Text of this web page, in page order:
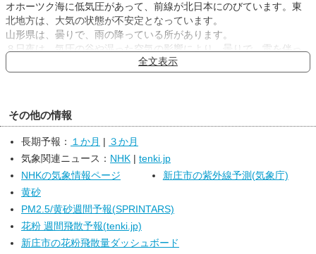
オホーツク海に低気圧があって、前線が北日本にのびています。東
北地方は、大気の状態が不安定となっています。
山形県は、曇りで、雨の降っている所があります。
８日夜は、気圧の谷や湿った空気の影響により、曇りで、雷を伴っ
て雨の降る所があるでしょう。全文表示
その他の情報
長期予報： １か月
３か月
気象関連ニュース： NHK
tenki.jp
NHKの気象情報ページ
新庄市の紫外線予測(気象庁)
黄砂
PM2.5/黄砂週間予報(SPRINTARS)
花粉 週間飛散予報(tenki.jp)
新庄市の花粉飛散量ダッシュボード